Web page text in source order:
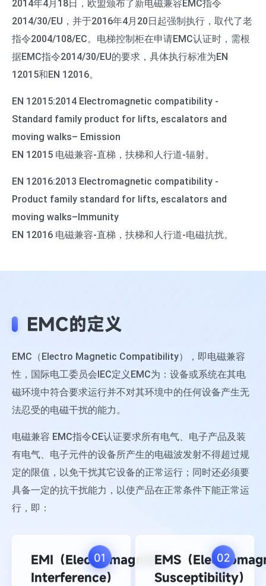
2014年4月18日，欧盟颁布了新电磁兼容EMC指令
2014/30/EU，并于2016年4月20日起强制执行，取代了老
指令2004/108/EC。电梯控制柜在申请EMC认证时，需根
据EMC指令2014/30/EU的要求，具体执行标准为EN
12015和EN 12016。
EN 12015:2014 Electromagnetic compatibility -
Standard family product for lifts, escalators and
moving walks– Emission
EN 12015 电磁兼容-直梯，扶梯和人行道-辐射。
EN 12016:2013 Electromagnetic compatibility -
Product family standard for lifts, escalators and
moving walks–Immunity
EN 12016 电磁兼容-直梯，扶梯和人行道-电磁抗扰。
EMC的定义
EMC（Electro Magnetic Compatibility），即电磁兼容
性，国际电工委员会IEC定义EMC为：设备或系统在其电
磁环境中符合要求运行并不对其环境中的任何设备产生无
法忍受的电磁干扰的能力。
电磁兼容 EMC指令CE认证要求所有电气、电子产品及装
有电气、电子元件的设备所产生的电磁波发射不得超过规
定的限值，以免干扰其它设备的正常运行；同时还必须要
具备一定的抗干扰能力，以使产品在正常条件下能正常运
行，即：
01
EMI（Electromagnetic
Interference）
02
EMS（
Susceptibility）